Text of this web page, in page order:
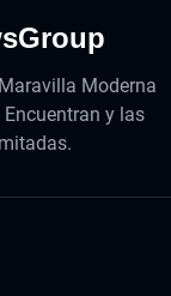
Moderna
y las